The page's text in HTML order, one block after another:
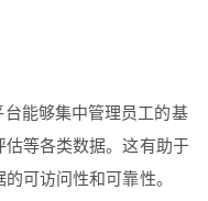
台能够集中管理员工的基
等各类数据。这有助于
可访问性和可靠性。